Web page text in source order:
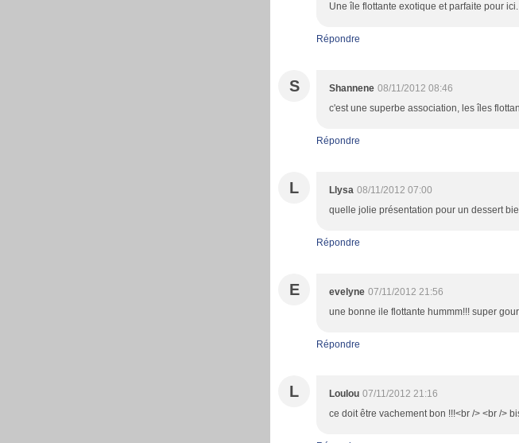
Une île flottante exotique et parfaite pour ici.
Répondre
S Shannene 08/11/2012 08:46
c'est une superbe association, les îles
Répondre
L Llysa 08/11/2012 07:00
quelle jolie présentation pour un dessert
Répondre
E evelyne 07/11/2012 21:56
une bonne ile flottante hummm!!! super
Répondre
L Loulou 07/11/2012 21:16
ce doit être vachement bon !!!<br /> <br />